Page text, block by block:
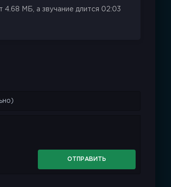
4.68 МБ, а звучание длится 02:03
ОТПРАВИТЬ